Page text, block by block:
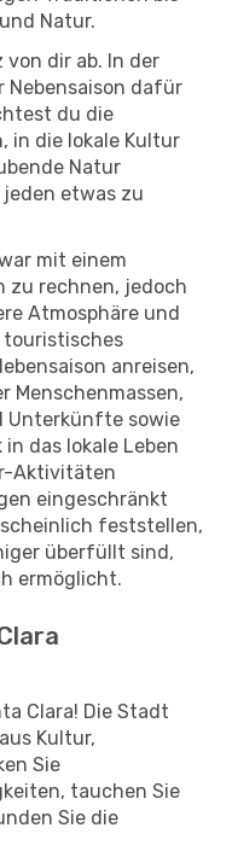
Natur.
von dir ab. In der
Nebensaison dafür
du die
in die lokale Kultur
Natur
etwas zu
mit einem
zu rechnen, jedoch
Atmosphäre und
anreisen,
Menschenmassen,
Unterkünfte sowie
das lokale Leben
Aktivitäten
eingeschränkt
feststellen,
überfüllt sind,
ermöglicht.
Clara! Die Stadt
Kultur,
Sie
tauchen Sie
Sie die